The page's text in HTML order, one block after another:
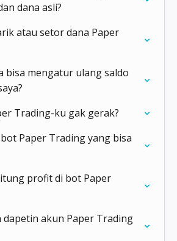
dana asli?
atau setor dana Paper
bisa mengatur ulang saldo
Trading-ku gak gerak?
Paper Trading yang bisa
profit di bot Paper
dapetin akun Paper Trading